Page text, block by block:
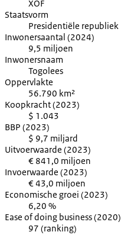
XOF
Staatsvorm
Presidentiële republiek
Inwonersaantal (2024)
9,5 miljoen
Inwonersnaam
Togolees
Oppervlakte
56.790 km²
Koopkracht (2023)
$ 1.043
BBP (2023)
$ 9,7 miljard
Uitvoerwaarde (2023)
€ 841,0 miljoen
Invoerwaarde (2023)
€ 43,0 miljoen
Economische groei (2023)
6,20 %
Ease of doing business (2020)
97 (ranking)